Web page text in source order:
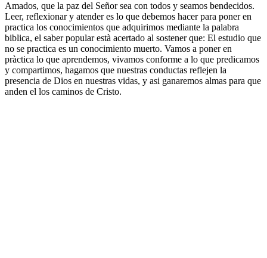
Amados, que la paz del Señor sea con todos y seamos bendecidos.
Leer, reflexionar y atender es lo que debemos hacer para poner en
practica los conocimientos que adquirimos mediante la palabra
biblica, el saber popular està acertado al sostener que: El estudio que
no se practica es un conocimiento muerto. Vamos a poner en
pràctica lo que aprendemos, vivamos conforme a lo que predicamos
y compartimos, hagamos que nuestras conductas reflejen la
presencia de Dios en nuestras vidas, y asi ganaremos almas para que
anden el los caminos de Cristo.